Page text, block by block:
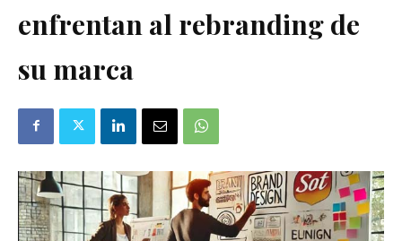
enfrentan al rebranding de
su marca